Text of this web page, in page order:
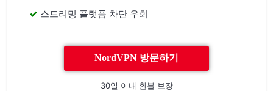
스트리밍 플랫폼 차단 우회
NordVPN 방문하기
30일 이내 환불 보장